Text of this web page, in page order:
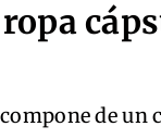
ropa
de un